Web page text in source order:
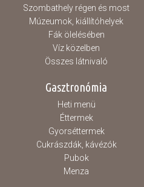
Szombathely régen és most
Múzeumok, kiállítóhelyek
Fák ölelésében
Víz közelben
Összes látnivaló
Gasztronómia
Heti menü
Éttermek
Gyorséttermek
Cukrászdák, kávézók
Pubok
Menza